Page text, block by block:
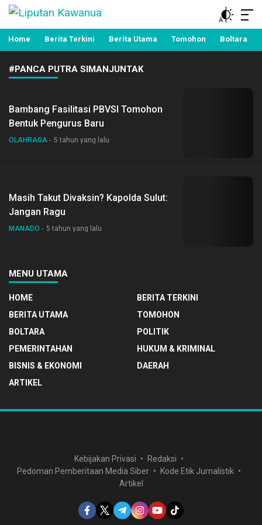
Liputan Kawanua
Berita Manado, Sulawesi Utara, Kawanua, Politik,
Pemerintahan, Hukum Kriminal dan Nasional
Home Berita Terkini Berita Utama Tomohon Boltara
#PANCA PUTRA SIMANJUNTAK
Bambang Fasilitasi PBVSI Tomohon
Bentuk Pengurus Baru
OLAHRAGA 5 tahun yang lalu
Masih Takut Divaksin? Kapolda Sulut:
Jangan Ragu
MANADO 5 tahun yang lalu
MENU UTAMA
HOME
BERITA TERKINI
BERITA UTAMA
TOMOHON
BOLTARA
POLITIK
PEMERINTAHAN
HUKUM & KRIMINAL
BISNIS & EKONOMI
DAERAH
ARTIKEL
Kebijakan Privasi
Redaksi
Pedoman Pemberitaan Media Siber
Kode Etik Jurnalistik
Artikel